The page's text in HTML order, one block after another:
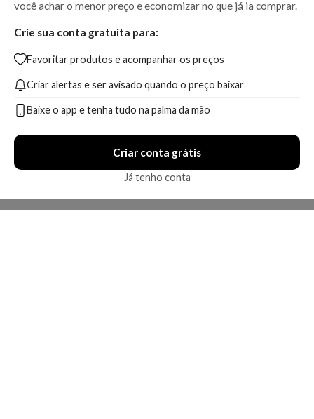
você achar o menor preço e economizar no que já ia comprar.
Crie sua conta gratuita para:
Favoritar produtos e acompanhar os preços
Criar alertas e ser avisado quando o preço baixar
Baixe o app e tenha tudo na palma da mão
Criar conta grátis
Já tenho conta